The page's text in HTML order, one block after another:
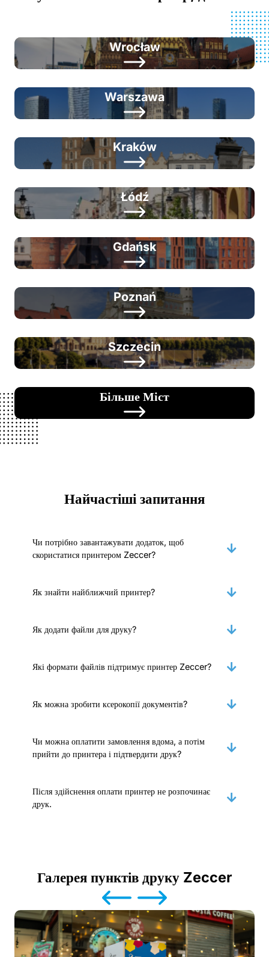
Wrocław
Warszawa
Kraków
Łódź
Gdańsk
Poznań
Szczecin
Більше Міст
Найчастіші запитання
Чи потрібно завантажувати додаток, щоб
скористатися принтером Zeccer?
Як знайти найближчий принтер?
Як додати файли для друку?
Які формати файлів підтримує принтер Zeccer?
Як можна зробити ксерокопії документів?
Чи можна оплатити замовлення вдома, а потім
прийти до принтера і підтвердити друк?
Після здійснення оплати принтер не розпочинає
друк.
Галерея пунктів друку Zeccer